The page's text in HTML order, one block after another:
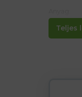
Teljes